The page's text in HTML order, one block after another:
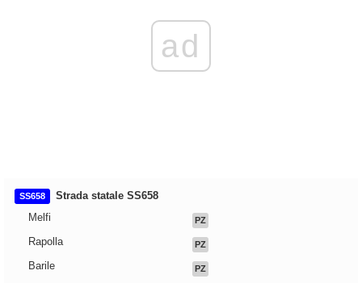
ad
SS658
Strada statale SS658
Melfi
PZ
Rapolla PZ
Barile PZ